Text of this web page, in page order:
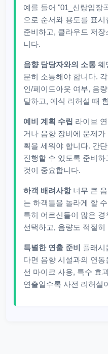
예를 들어 "01_신랑입장
으로 순서와 용도를 표
준비하고, 클라우드 저
니다.
음향 담당자와의 소통 웨
분히 소통해야 합니다.
인/페이드아웃 여부, 음
달하고, 예식 리허설 때
예비 계획 수립 라이브
거나 음향 장비에 문제
획을 세워야 합니다. 간
진행할 수 있도록 준비
것이 중요합니다.
하객 배려사항너무 큰
는 하객들을 놀라게 할
특히 어르신들이 많은
선택하고, 음량도 적절
특별한 연출 준비 플래시
다면 음향 시설과의 연
선 마이크 사용, 특수 효
연출일수록 사전 리허설